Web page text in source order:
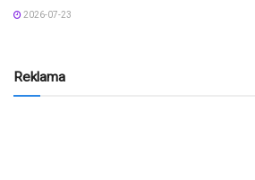
2026-07-23
Reklama